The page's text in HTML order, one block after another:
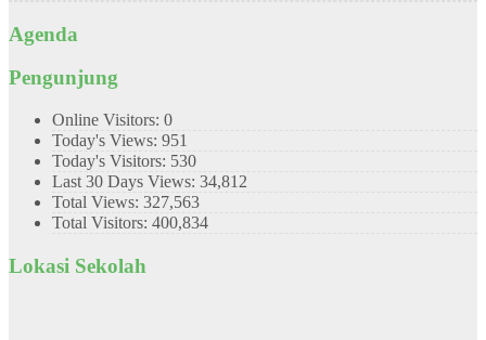
Agenda
Pengunjung
Online Visitors: 0
Today's Views: 951
Today's Visitors: 530
Last 30 Days Views: 34,812
Total Views: 327,563
Total Visitors: 400,834
Lokasi Sekolah